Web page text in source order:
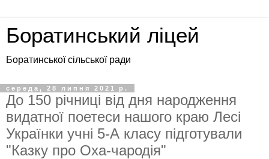
Боратинський ліцей
Боратинської сільської ради
середа, 28 липня 2021 р.
До 150 річниці від дня народження
видатної поетеси нашого краю Лесі
Українки учні 5-А класу підготували
"Казку про Оха-чародія"